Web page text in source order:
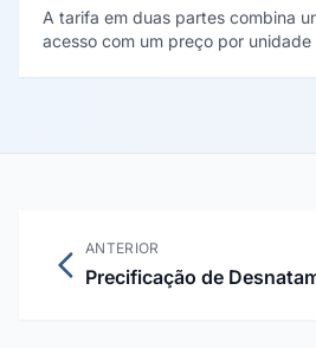
A tarifa em duas partes combina
acesso com um preço por unidade
ANTERIOR
Precificação de